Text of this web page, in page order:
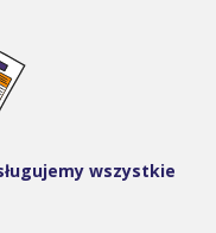
wszystkie